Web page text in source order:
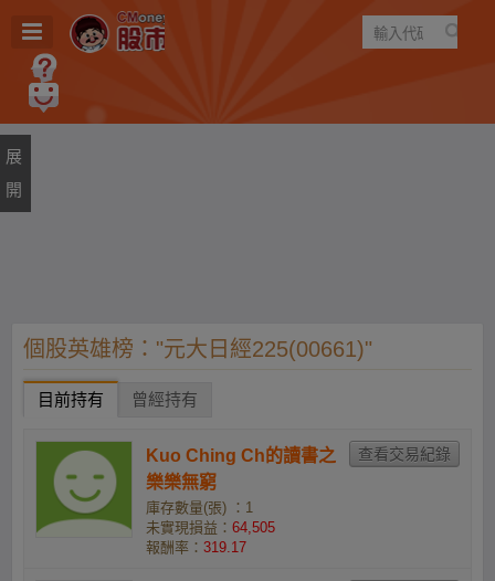
遊戲
個股英雄榜："元大日經225(00661)"
目前持有 曾經持有
Kuo Ching Ch的讀書之
樂樂無窮
庫存數量(張) ：1
未實現損益： 64,505
報酬率： 319.17